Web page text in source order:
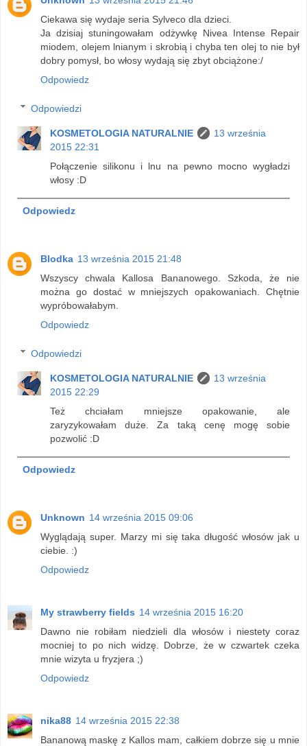
Ciekawa się wydaje seria Sylveco dla dzieci.
Ja dzisiaj stuningowałam odżywkę Nivea Intense Repair
miodem, olejem lnianym i skrobią i chyba ten olej to nie był
dobry pomysł, bo włosy wydają się zbyt obciążone:/
Odpowiedz
Odpowiedzi
KOSMETOLOGIA NATURALNIE
13 września
2015 22:31
Połączenie silikonu i lnu na pewno mocno wygładzi
włosy :D
Odpowiedz
Blodka 13 września 2015 21:48
Wszyscy chwala Kallosa Bananowego. Szkoda, że nie
można go dostać w mniejszych opakowaniach. Chętnie
wypróbowałabym.
Odpowiedz
Odpowiedzi
KOSMETOLOGIA NATURALNIE
13 września
2015 22:29
Też chciałam mniejsze opakowanie, ale
zaryzykowałam duże. Za taką cenę mogę sobie
pozwolić :D
Odpowiedz
Unknown 14 września 2015 09:06
Wyglądają super. Marzy mi się taka długość włosów jak u
ciebie. :)
Odpowiedz
My strawberry fields 14 września 2015 16:20
Dawno nie robiłam niedzieli dla włosów i niestety coraz
mocniej to po nich widzę. Dobrze, że w czwartek czeka
mnie wizyta u fryzjera ;)
Odpowiedz
nika88 14 września 2015 22:38
Bananową maskę z Kallos mam, całkiem dobrze się u mnie